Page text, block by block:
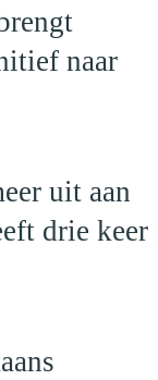
naar
uit aan
drie keer